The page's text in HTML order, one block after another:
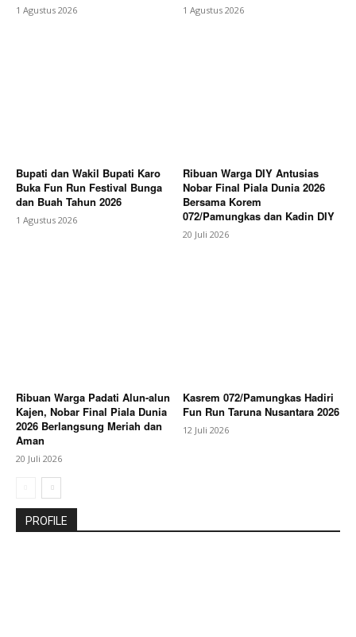
1 Agustus 2026 1 Agustus 2026
Bupati dan Wakil Bupati Karo
Buka Fun Run Festival Bunga
dan Buah Tahun 2026
1 Agustus 2026
Ribuan Warga DIY Antusias
Nobar Final Piala Dunia 2026
Bersama Korem
072/Pamungkas dan Kadin DIY
20 Juli 2026
Ribuan Warga Padati Alun-alun
Kajen, Nobar Final Piala Dunia
2026 Berlangsung Meriah dan
Aman
20 Juli 2026
Kasrem 072/Pamungkas Hadiri
Fun Run Taruna Nusantara 2026
12 Juli 2026
PROFILE